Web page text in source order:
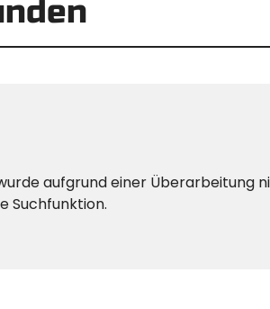
aufgrund einer Überarbeitung
Suchfunktion.